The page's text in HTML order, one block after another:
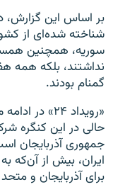
بر اساس این گزارش،
شناخته‌ شده‌ای از
سوریه، همچنین
نداشتند، بلکه همه
گمنام بودند.
«رویداد
حالی در این کنگره
جمهوری آذربایجان
ایران، بیش از آن‌که
برای آذربایجان و